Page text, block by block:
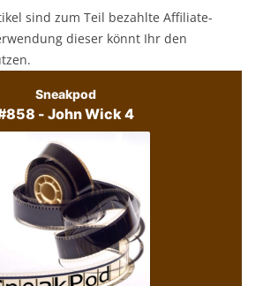
sind zum Teil bezahlte Affiliate-
dieser könnt Ihr den